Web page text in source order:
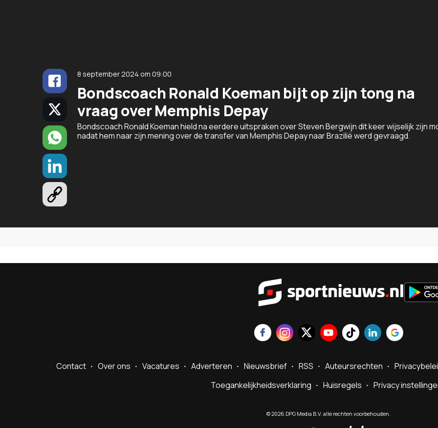
8 september 2024 om 09:00
Bondscoach Ronald Koeman bijt op zijn tong na
vraag over Memphis Depay
Bondscoach Ronald Koeman hield na eerdere uitspraken over Steven Bergwijn dit keer wijselijk zijn
nadat hem naar zijn mening over de transfer van Memphis Depay naar Brazilië werd gevraagd.
Contact Over ons Vacatures Adverteren Nieuwsbrief RSS Auteursrechten
Toegankelijkheidsverklaring
Huisregels Privacy
©2026 DPG Media B.V. alle rechten voorbehouden.